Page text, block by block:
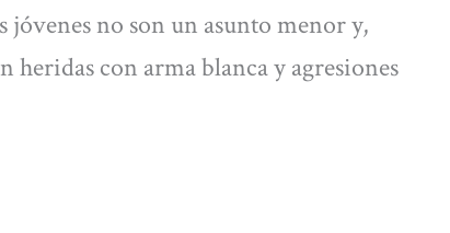
jóvenes no son un asunto menor y,
heridas con arma blanca y agresiones